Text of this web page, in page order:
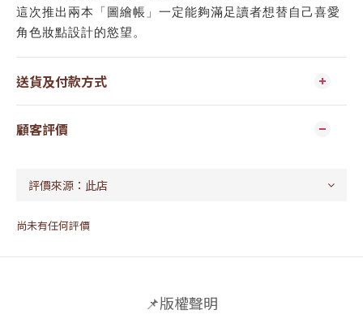
這次推出兩本「圖繪帳」一定能夠滿足讀者想替自己喜愛
角色妝點設計的慾望。
送貨及付款方式
顧客評價
尚未有任何評價
📌版權聲明